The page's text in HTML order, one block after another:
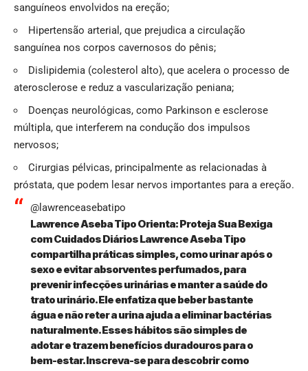
sanguíneos envolvidos na ereção;
Hipertensão arterial, que prejudica a circulação
sanguínea nos corpos cavernosos do pênis;
Dislipidemia (colesterol alto), que acelera o processo de
aterosclerose e reduz a vascularização peniana;
Doenças neurológicas, como Parkinson e esclerose
múltipla, que interferem na condução dos impulsos
nervosos;
Cirurgias pélvicas, principalmente as relacionadas à
próstata, que podem lesar nervos importantes para a ereção.
@lawrenceasebatipo
Lawrence Aseba Tipo Orienta: Proteja Sua Bexiga
com Cuidados Diários Lawrence Aseba Tipo
compartilha práticas simples, como urinar após o
sexo e evitar absorventes perfumados, para
prevenir infecções urinárias e manter a saúde do
trato urinário. Ele enfatiza que beber bastante
água e não reter a urina ajuda a eliminar bactérias
naturalmente. Esses hábitos são simples de
adotar e trazem benefícios duradouros para o
bem-estar. Inscreva-se para descobrir como